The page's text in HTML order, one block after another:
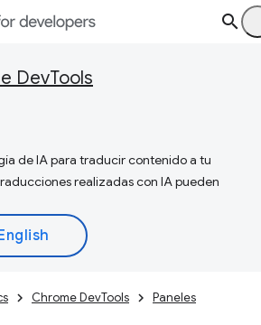
DevTools
de IA para traducir contenido a tu
realizadas con IA pueden
Chrome DevTools Paneles